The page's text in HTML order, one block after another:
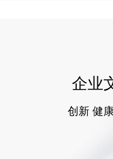
企业
创新 健